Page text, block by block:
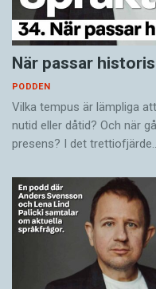
När passar
PODDEN
Vilka tempus är lämpliga
nutid eller dåtid? Och när
presens? I det